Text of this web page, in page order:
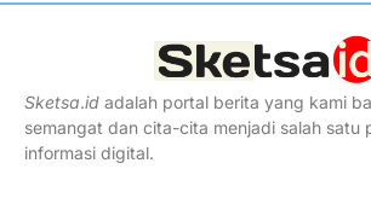
Sketsa.id adalah portal berita yang kami
semangat dan cita-cita menjadi salah satu
informasi digital.